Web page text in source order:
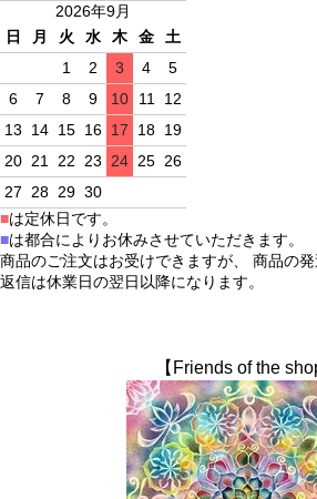
2026年9月
日
月 火 水 木 金
土
1
2 3 4
5
6
7 8 9 10 11
12
13
14 15 16 17 18 19
20 21 22 23 24 25 26
27
28 29 30
■は定休日です。
■は都合によりお休みさせていただきます。
商品のご注文はお受けできますが、 商品の
返信は休業日の翌日以降になります。
【Friends of the